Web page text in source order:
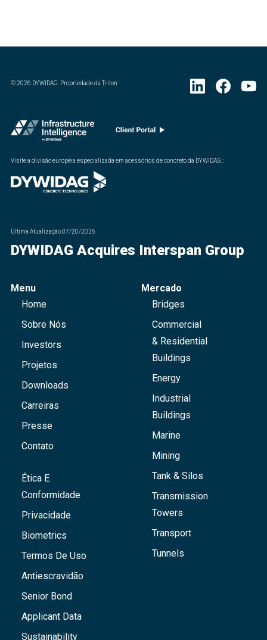
©2026 DYWIDAG. Propriedade da Triton
Visite a divisão européia especializada em acessórios de concreto da DYWIDAG. :
Última Atualização07/20/2026
DYWIDAG Acquires Interspan Group
Menu
Home
Sobre Nós
Investors
Projetos
Downloads
Carreiras
Presse
Contato
Ética E
Conformidade
Privacidade
Biometrics
Termos De Uso
Antiescravidão
Senior Bond
Applicant Data
Sustainability
Mercado
Bridges
Commercial
& Residential
Buildings
Energy
Industrial
Buildings
Marine
Mining
Tank & Silos
Transmission
Towers
Transport
Tunnels